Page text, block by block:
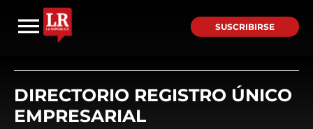
SUSCRIBIRSE
DIRECTORIO REGISTRO ÚNICO
EMPRESARIAL